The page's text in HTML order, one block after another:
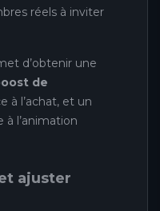
réels à inviter
d’obtenir une
de
à l’achat, et un
l’animation
ajuster